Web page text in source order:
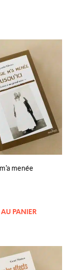
menée
AU PANIER